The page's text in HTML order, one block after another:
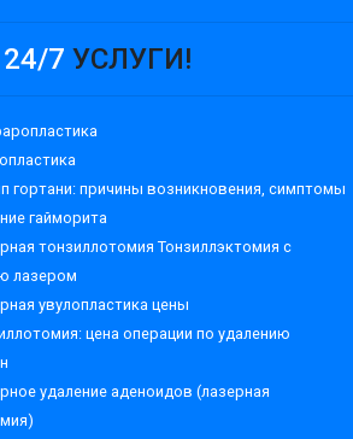
7 УСЛУГИ!
гортани: причины возникновения, симптомы
гайморита
тонзиллотомия Тонзиллэктомия с
лазером
увулопластика цены
цена операции по удалению
удаление аденоидов (лазерная